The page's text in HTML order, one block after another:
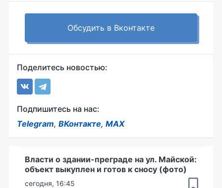
Обсудить в Вконтакте
Поделитесь новостью:
Подпишитесь на нас:
Telegram, ВКонтакте, MAX
Власти о здании-преграде на ул. Майской:
объект выкуплен и готов к сносу (фото)
сегодня, 16:45